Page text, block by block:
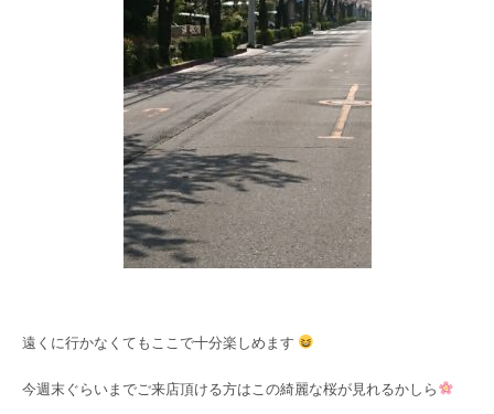
遠くに行かなくてもここで十分楽しめます
今週末ぐらいまでご来店頂ける方はこの綺麗な桜が見れるかしら